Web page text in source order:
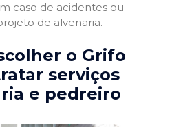
caso de acidentes ou
de alvenaria.
o Grifo
serviços
e pedreiro